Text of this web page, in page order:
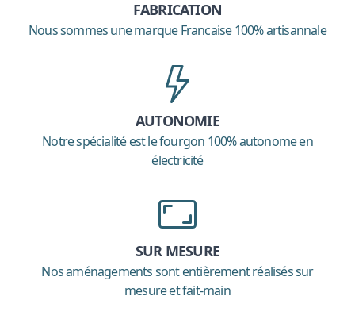
FABRICATION
Nous sommes une marque Francaise 100% artisannale
AUTONOMIE
Notre spécialité est le fourgon 100% autonome en
électricité
SUR MESURE
Nos aménagements sont entièrement réalisés sur
mesure et fait-main